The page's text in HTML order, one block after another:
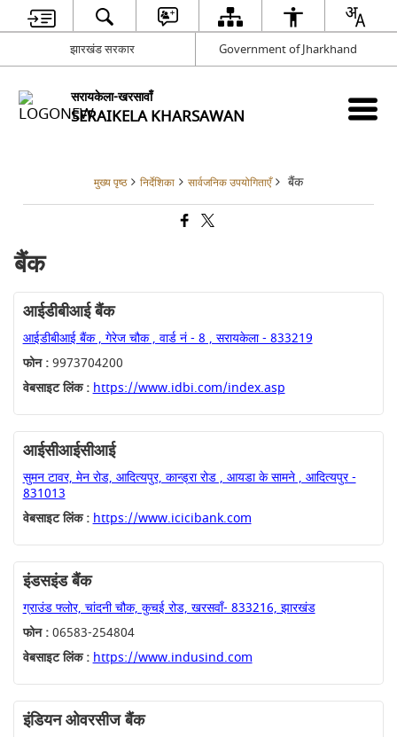
झारखंड सरकार Government of Jharkhand
सरायकेला-खरसावाँ
SERAIKELA KHARSAWAN
मुख्य पृष्ठ निर्देशिका सार्वजनिक उपयोगिताएँ बैंक
बैंक
आईडीबीआई बैंक
आईडीबीआई बैंक , गेरेज चौक , वार्ड नं - 8 , सरायकेला - 833219
फोन :9973704200
वेबसाइट लिंक : https://www.idbi.com/index.asp
आईसीआईसीआई
सुमन टावर, मेन रोड, आदित्यपुर, कान्ड्रा रोड , आयडा के सामने , आदित्यपुर -
831013
वेबसाइट लिंक : https://www.icicibank.com
इंडसइंड बैंक
ग्राउंड फ्लोर, चांदनी चौक, कुचई रोड, खरसवाँ- 833216, झारखंड
फोन :06583-254804
वेबसाइट लिंक : https://www.indusind.com
इंडियन ओवरसीज बैंक